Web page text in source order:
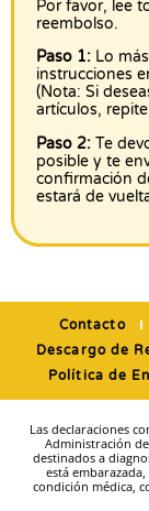
Por favor, lee
reembolso.
Paso 1: Lo
instrucciones
(Nota: Si
artículos,
Paso 2: Te
posible y te
confirmación
estará de
Contacto
Descargo de
Política de
Las declaraciones
Administración
destinados a
está
condición médica,